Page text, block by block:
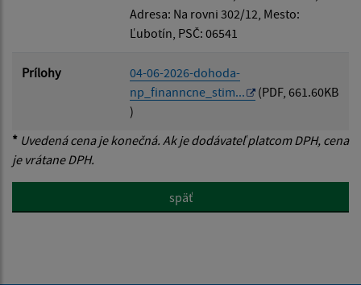
Adresa: Na rovni 302/12, Mesto:
Ľubotín, PSČ: 06541
Prílohy
04-06-2026-dohoda-
np_finanncne_stim...
(PDF, 661.60KB
)
* Uvedená cena je konečná. Ak je dodávateľ platcom DPH, cena
je vrátane DPH.
späť